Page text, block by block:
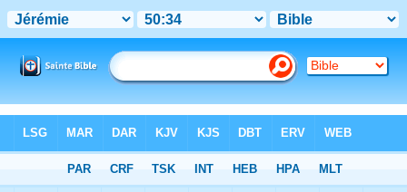
Chapitre 50 > Verset 34